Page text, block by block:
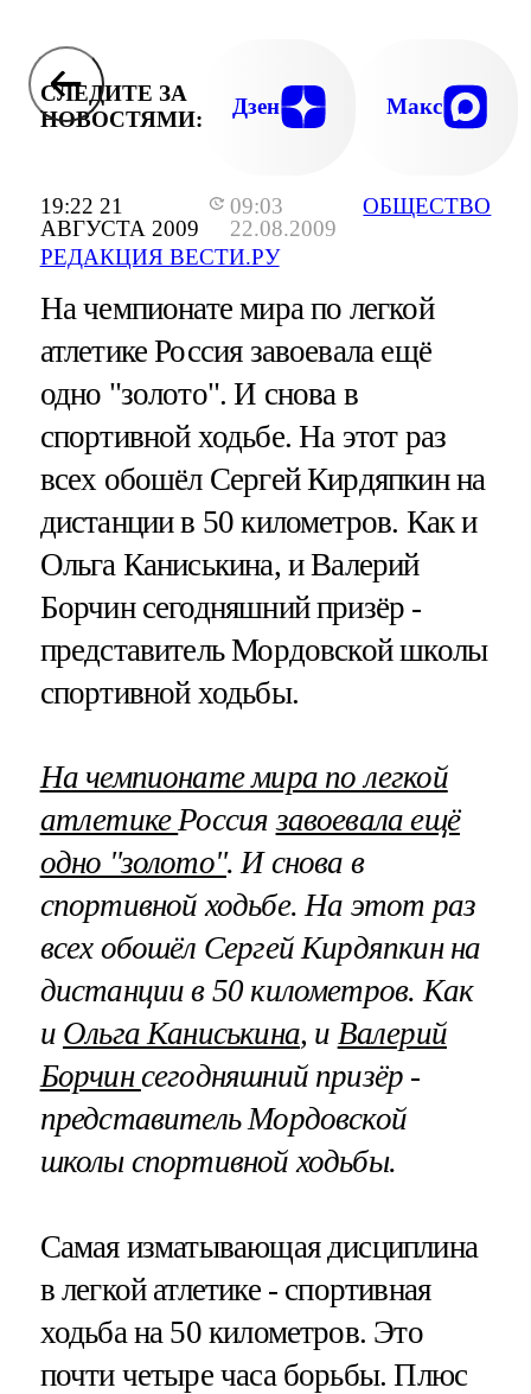
19:22 21
АВГУСТА 2009
09:03
22.08.2009
РЕДАКЦИЯ ВЕСТИ.РУ
ОБЩЕСТВО
СЛЕДИТЕ ЗА
НОВОСТЯМИ:
Дзен Макс
На чемпионате мира по легкой
атлетике Россия завоевала ещё
одно "золото". И снова в
спортивной ходьбе. На этот раз
всех обошёл Сергей Кирдяпкин на
дистанции в 50 километров. Как и
Ольга Каниськина, и Валерий
Борчин сегодняшний призёр -
представитель Мордовской школы
спортивной ходьбы.
На чемпионате мира по легкой
атлетике Россиязавоевала ещё
одно "золото". И снова в
спортивной ходьбе. На этот раз
всех обошёл Сергей Кирдяпкин на
дистанции в 50 километров. Как
и Ольга Каниськина, и Валерий
Борчинсегодняшний призёр -
представитель Мордовской
школы спортивной ходьбы.
Самая изматывающая дисциплина
в легкой атлетике - спортивная
ходьба на 50 километров. Это
почти четыре часа борьбы. Плюс